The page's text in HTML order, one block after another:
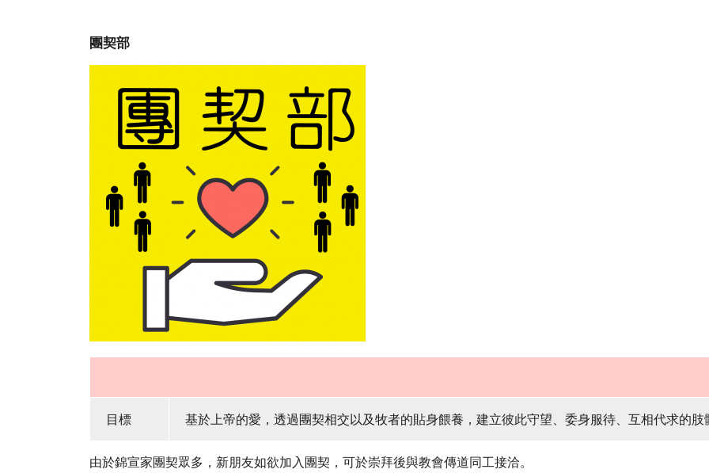
團契部
目標 基於上帝的愛，透過團契相交以及牧者的貼身餵養，建立彼此守望、委身服待、互相代求的肢
由於錦宣家團契眾多，新朋友如欲加入團契，可於崇拜後與教會傳道同工接洽。